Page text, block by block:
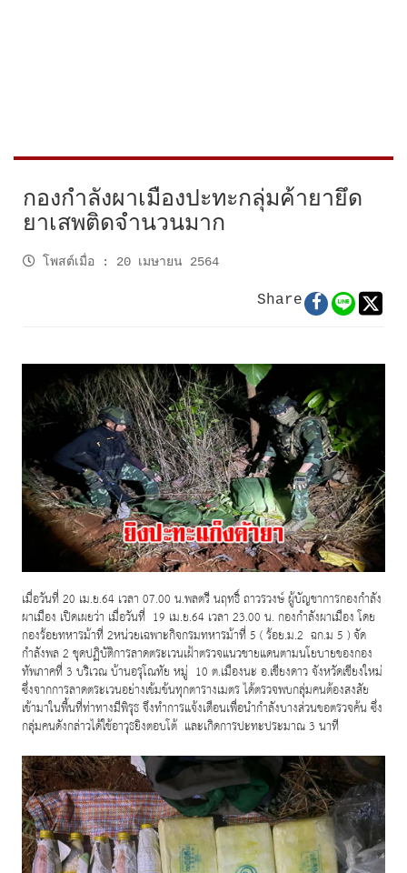
กองกำลังผาเมืองปะทะกลุ่มค้ายายึด
ยาเสพติดจำนวนมาก
โพสต์เมื่อ : 20 เมษายน 2564
Share
เมื่อวันที่ 20 เม.ย.64 เวลา 07.00 น.พลตรี นฤทธิ์ ถาวรวงษ์ ผู้บัญชาการกองกำลัง
ผาเมือง เปิดเผยว่า เมื่อวันที่ 19 เม.ย.64 เวลา 23.00 น. กองกำลังผาเมือง โดย
กองร้อยทหารม้าที่ 2หน่วยเฉพาะกิจกรมทหารม้าที่ 5 (ร้อย.ม.2 ฉก.ม 5 )จัด
กำลังพล2 ชุดปฏิบัติการลาดตระเวนเฝ้าตรวจแนวชายแดนตามนโยบายของกอง
ทัพภาคที่ 3 บริเวณ บ้านอรุโณทัย หมู่ 10 ต.เมืองนะ อ.เชียงดาว จังหวัดเชียงใหม่
ซึ่งจากการลาดตระเวนอย่างเข้มข้นทุกตารางเมตร ได้ตรวจพบกลุ่มคนต้องสงสัย
เข้ามาในพื้นที่ท่าทางมีพิรุธ จึงทำการแจ้งเตือนเพื่อนำกำลังบางส่วนขอตรวจค้น ซึ่ง
กลุ่มคนดังกล่าวได้ใช้อาวุธยิงตอบโต้ และเกิดการปะทะประมาณ 3 นาที